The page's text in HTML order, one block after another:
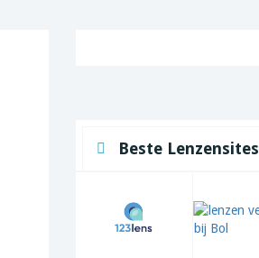
Beste Lenzensites